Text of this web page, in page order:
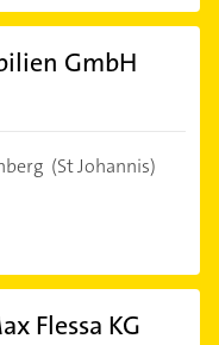
GmbH
(St Johannis)
Flessa KG